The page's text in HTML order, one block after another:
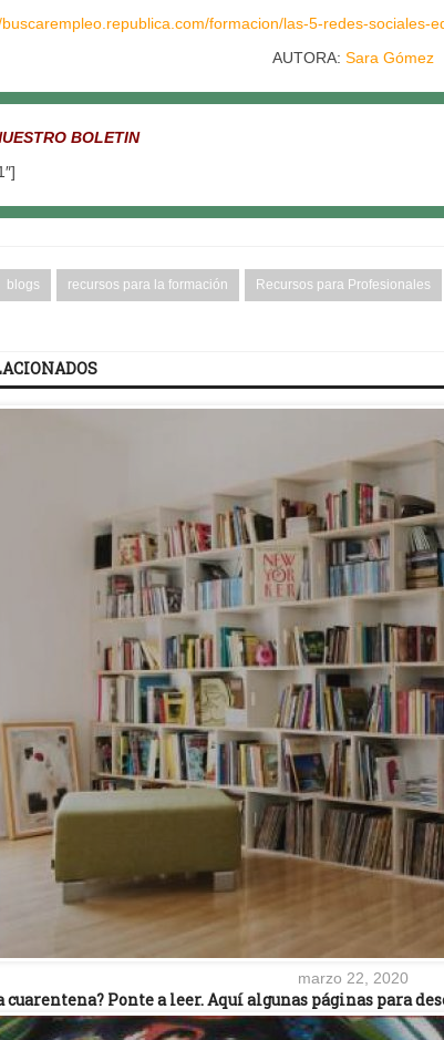
formacion/las-5-redes-sociales-
AUTORA: Sara Gómez
BOLETIN
blogs recursos para la formación Recursos para Profesionales
marzo 22, 2020
cuarentena? Ponte a leer. Aquí algunas páginas para